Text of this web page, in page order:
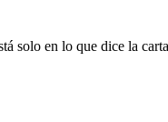
solo en lo que dice la